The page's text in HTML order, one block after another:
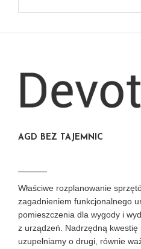
AGD BEZ TAJEMNIC
Właściwe rozplanowanie
zagadnieniem funkcjonalnego
pomieszczenia dla wygody i
z urządzeń. Nadrzędną
uzupełniamy o drugi, równie